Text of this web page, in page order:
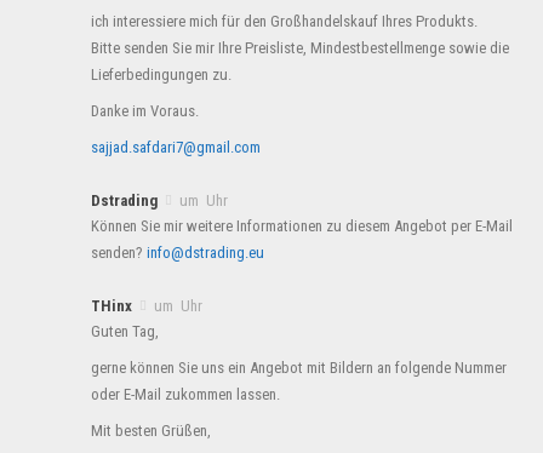
ich interessiere mich für den Großhandelskauf Ihres Produkts.
Bitte senden Sie mir Ihre Preisliste, Mindestbestellmenge sowie die
Lieferbedingungen zu.
Danke im Voraus.
sajjad.safdari7@gmail.com
Dstrading
um Uhr
Können Sie mir weitere Informationen zu diesem Angebot per E-Mail
senden? info@dstrading.eu
THinx
um Uhr
Guten Tag,
gerne können Sie uns ein Angebot mit Bildern an folgende Nummer
oder E-Mail zukommen lassen.
Mit besten Grüßen,